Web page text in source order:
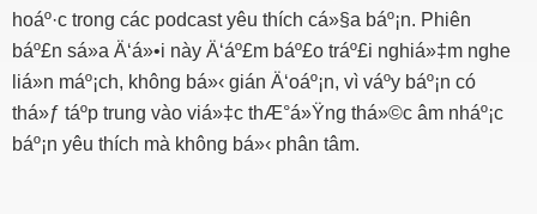
hoáº·c trong các podcast yêu thích cá»§a báº¡n. Phiên
báº£n sá»­a Ä‘á»•i này Ä‘áº£m báº£o tráº£i nghiá»‡m nghe
liá»n máº¡ch, không bá»‹ gián Ä‘oáº¡n, vì váº­y báº¡n có
thá»ƒ táº­p trung vào viá»‡c thÆ°á»Ÿng thá»©c âm nháº¡c
báº¡n yêu thích mà không bá»‹ phân tâm.